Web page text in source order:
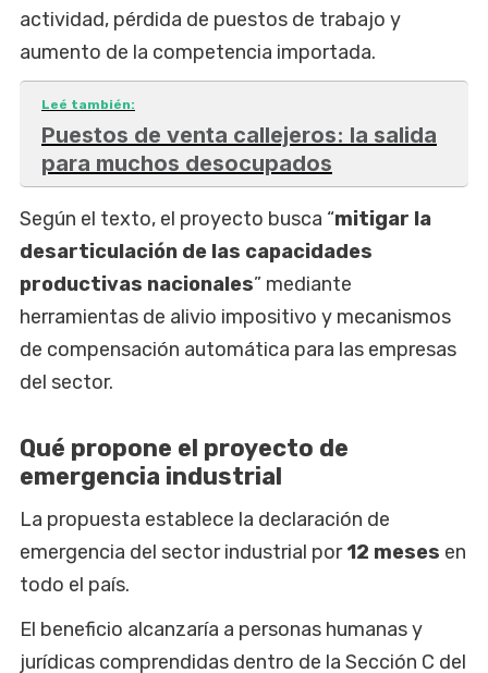
actividad, pérdida de puestos de trabajo y
aumento de la competencia importada.
Leé también:
Puestos de venta callejeros: la salida
para muchos desocupados
Según el texto, el proyecto busca “mitigar la
desarticulación de las capacidades
productivas nacionales” mediante
herramientas de alivio impositivo y mecanismos
de compensación automática para las empresas
del sector.
Qué propone el proyecto de
emergencia industrial
La propuesta establece la declaración de
emergencia del sector industrial por12 meses en
todo el país.
El beneficio alcanzaría a personas humanas y
jurídicas comprendidas dentro de la Sección C del